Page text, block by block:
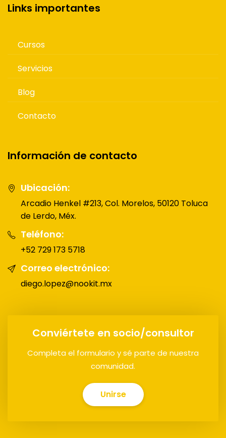
Links importantes
Cursos
Servicios
Blog
Contacto
Información de contacto
Ubicación:
Arcadio Henkel #213, Col. Morelos, 50120 Toluca
de Lerdo, Méx.
Teléfono:
+52 729 173 5718
Correo electrónico:
diego.lopez@nookit.mx
Conviértete en socio/consultor
Completa el formulario y sé parte de nuestra
comunidad.
Unirse